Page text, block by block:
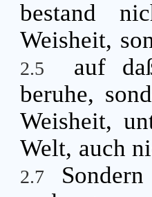
bestand
Weisheit,
2.5
auf
beruhe,
Weisheit,
Welt, auch
2.7